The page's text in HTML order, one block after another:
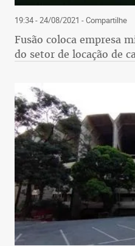
19:34 - 24/08/2021 - Compartilhe
Fusão coloca empresa
do setor de locação de